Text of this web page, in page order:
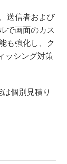
送信者および
で画面のカス
も強化し、ク
ッシング対策
個別見積り